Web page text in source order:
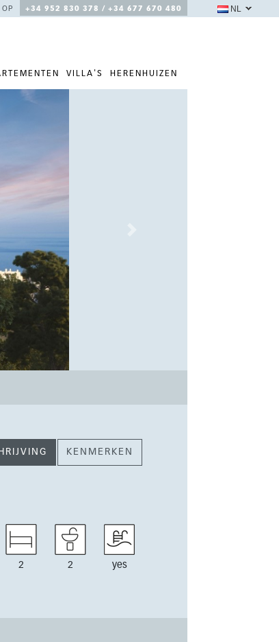
OP +34 952 830 378 / +34 677 670 480
VILLA'S HERENHUIZEN
NL
KENMERKEN
2 2 yes